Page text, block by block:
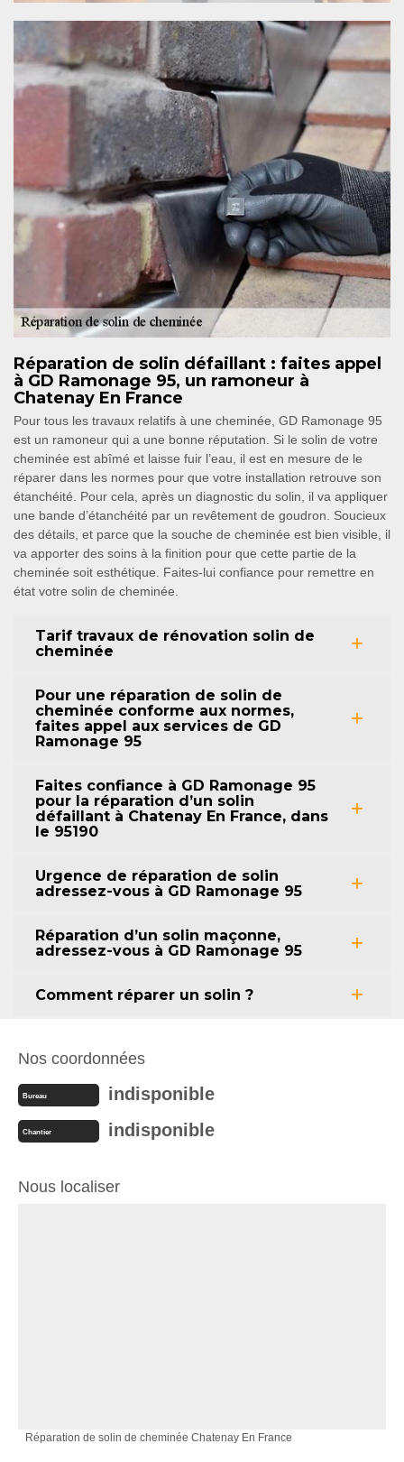
Réparation de solin défaillant : faites appel
à GD Ramonage 95, un ramoneur à
Chatenay En France
Pour tous les travaux relatifs à une cheminée, GD Ramonage 95
est un ramoneur qui a une bonne réputation. Si le solin de votre
cheminée est abîmé et laisse fuir l’eau, il est en mesure de le
réparer dans les normes pour que votre installation retrouve son
étanchéité. Pour cela, après un diagnostic du solin, il va appliquer
une bande d’étanchéité par un revêtement de goudron. Soucieux
des détails, et parce que la souche de cheminée est bien visible, il
va apporter des soins à la finition pour que cette partie de la
cheminée soit esthétique. Faites-lui confiance pour remettre en
état votre solin de cheminée.
Tarif travaux de rénovation solin de
cheminée
Pour une réparation de solin de
cheminée conforme aux normes,
faites appel aux services de GD
Ramonage 95
Faites confiance à GD Ramonage 95
pour la réparation d’un solin
défaillant à Chatenay En France, dans
le 95190
Urgence de réparation de solin
adressez-vous à GD Ramonage 95
Réparation d’un solin maçonne,
adressez-vous à GD Ramonage 95
Comment réparer un solin ?
Nos coordonnées
Bureau indisponible
Chantier indisponible
Nous localiser
Réparation de solin de cheminée Chatenay En France